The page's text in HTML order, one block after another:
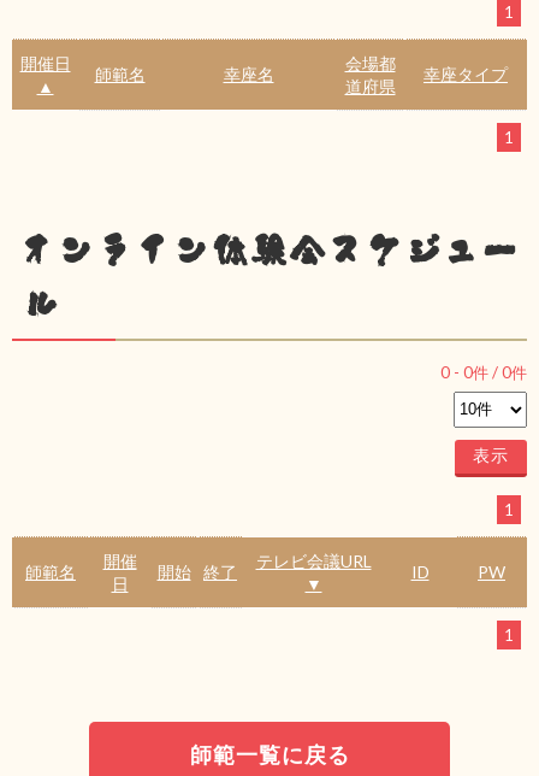
1
開催日
▲
師範名 幸座名
会場都
道府県
幸座タイプ
1
オンライン体験会スケジュー
ル
0 - 0件 /0件
1
師範名
開催
日
開始 終了
テレビ会議URL
▼
ID PW
1
師範一覧に戻る